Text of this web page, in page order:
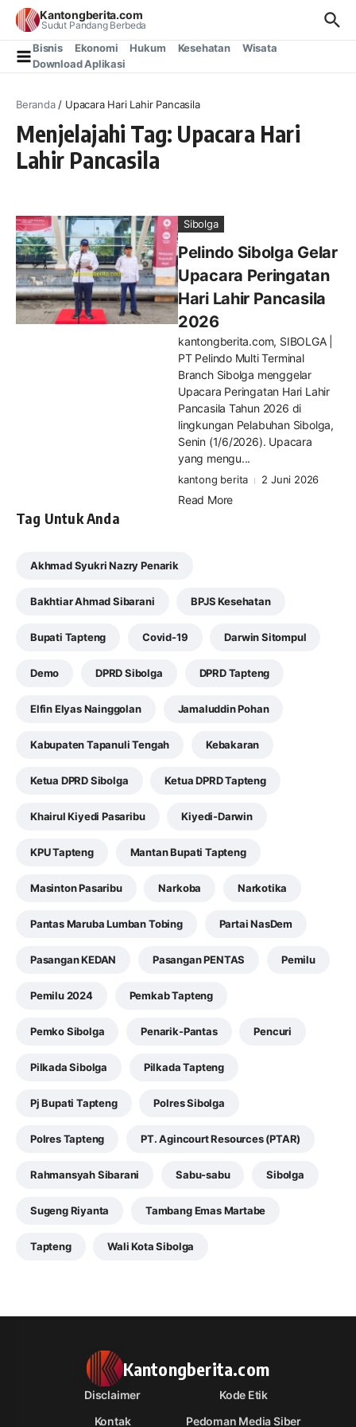
Lewati ke konten
Kantongberita.com
Sudut Pandang Berbeda
Bisnis Ekonomi Hukum Kesehatan
Wisata
Download Aplikasi
Beranda/ Upacara Hari Lahir Pancasila
Menjelajahi Tag: Upacara Hari
Lahir Pancasila
Sibolga
Pelindo Sibolga Gelar
Upacara Peringatan
Hari Lahir Pancasila
2026
kantongberita.com, SIBOLGA |
PT Pelindo Multi Terminal
Branch Sibolga menggelar
Upacara Peringatan Hari Lahir
Pancasila Tahun 2026 di
lingkungan Pelabuhan Sibolga,
Senin (1/6/2026). Upacara
yang mengu...
kantong berita 2 Juni 2026
Read More
Tag Untuk Anda
Akhmad Syukri Nazry Penarik
Bakhtiar Ahmad Sibarani BPJS Kesehatan
Bupati Tapteng Covid-19 Darwin Sitompul
Demo DPRD Sibolga DPRD Tapteng
Elfin Elyas Nainggolan Jamaluddin Pohan
Kabupaten Tapanuli Tengah Kebakaran
Ketua DPRD Sibolga Ketua DPRD Tapteng
Khairul Kiyedi Pasaribu Kiyedi-Darwin
KPU Tapteng Mantan Bupati Tapteng
Masinton Pasaribu Narkoba Narkotika
Pantas Maruba Lumban Tobing Partai NasDem
Pasangan KEDAN Pasangan PENTAS Pemilu
Pemilu 2024 Pemkab Tapteng
Pemko Sibolga Penarik-Pantas Pencuri
Pilkada Sibolga Pilkada Tapteng
Pj Bupati Tapteng Polres Sibolga
Polres Tapteng PT. Agincourt Resources (PTAR)
Rahmansyah Sibarani Sabu-sabu Sibolga
Sugeng Riyanta Tambang Emas Martabe
Tapteng Wali Kota Sibolga
Kantongberita.com
Disclaimer
Kode Etik
Kontak
Pedoman Media Siber